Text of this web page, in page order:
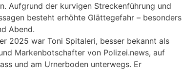
Aufgrund der kurvigen Streckenführung und
besteht erhöhte Glättegefahr – besonders
Abend.
2025 war Toni Spitaleri, besser bekannt als
und Markenbotschafter von Polizei.news, auf
und am Urnerboden unterwegs. Er